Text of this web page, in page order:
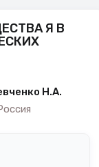
Я В
Н.А.